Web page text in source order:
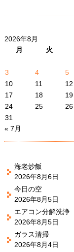
2026年8月
月
火
3
4 5
10
11 12
17
18 19
24
25 26
31
« 7月
海老炒飯
2026年8月6日
今日の空
2026年8月5日
エアコン分解洗浄
2026年8月5日
ガラス清掃
2026年8月4日